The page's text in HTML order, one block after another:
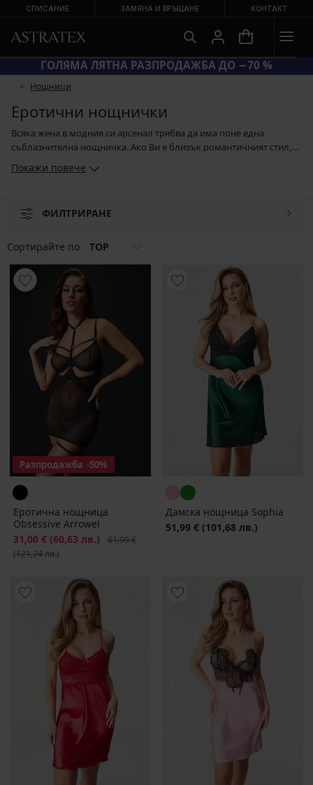
СПИСАНИЕ ЗАМЯНА И ВРЪЩАНЕ КОНТАКТ
SUN20 = ЕКСТРА −20 % НА НАМАЛЕНИ БАНСКИ
Hощници
Еротични нощнички
Всяка жена в модния си арсенал трябва да има поне една
съблазнителна нощничка. Ако Ви е близък романтичният стил,
или с воалчета от тюл. Ако сте почитателка на смелите модели,
облечена. А цветът? Вероятно няма да се изненадате, че при
червеното.
Покажи повече
ФИЛТРИРАНЕ
Сортирайте по TOP
Разпродажба -50%
Еротична нощница
Obsessive Arrowel
Намаление
31,00 € (60,63 лв.) Първоначална цена
61,99 €
(121,24 лв.)
Дамска нощница Sophia
51,99 € (101,68 лв.)